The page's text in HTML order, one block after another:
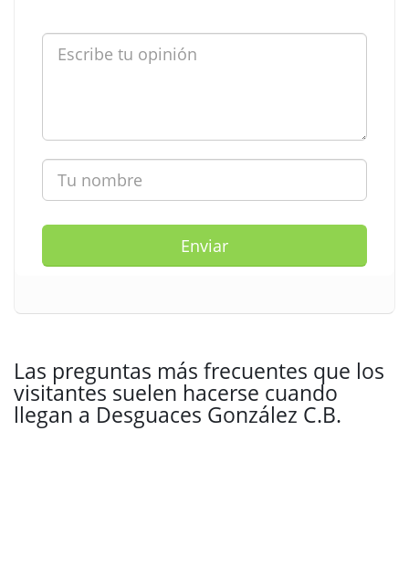
Enviar
Las preguntas más frecuentes que los
visitantes suelen hacerse cuando
llegan a Desguaces González C.B.